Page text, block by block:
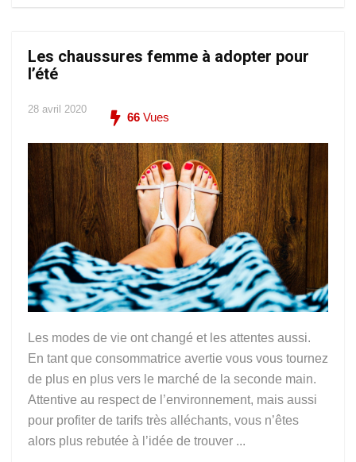
Les chaussures femme à adopter pour
l’été
28 avril 2020
66 Vues
Les modes de vie ont changé et les attentes aussi.
En tant que consommatrice avertie vous vous tournez
de plus en plus vers le marché de la seconde main.
Attentive au respect de l’environnement, mais aussi
pour profiter de tarifs très alléchants, vous n’êtes
alors plus rebutée à l’idée de trouver ...